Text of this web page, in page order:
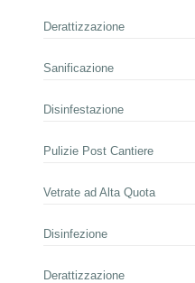
Derattizzazione
Sanificazione
Disinfestazione
Pulizie Post Cantiere
Vetrate ad Alta Quota
Disinfezione
Derattizzazione